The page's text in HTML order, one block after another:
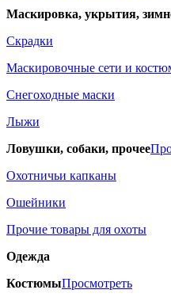
Маскировка, укрытия,
Скрадки
Маскировочные сети и
Снегоходные маски
Лыжи
Ловушки, собаки, прочее
Охотничьи капканы
Ошейники
Прочие товары для охоты
Одежда
КостюмыПросмотреть